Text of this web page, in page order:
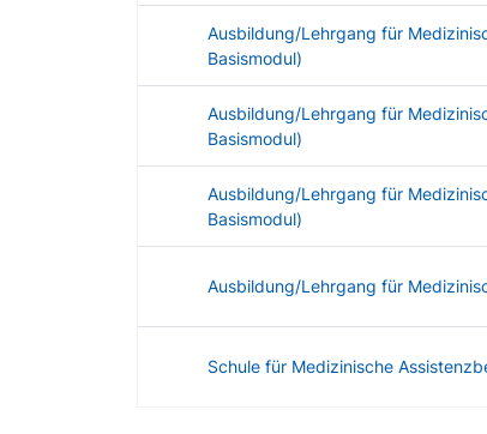
Ausbildung/Lehrgang für
Basismodul)
Ausbildung/Lehrgang für
Basismodul)
Ausbildung/Lehrgang für
Basismodul)
Ausbildung/Lehrgang für
Schule für Medizinische